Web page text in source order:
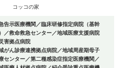
コッコの家
告示医療機関／臨床研修指定病院（基幹
／救命救急センター／地域医療支援病院
害拠点病院
がん診療連携拠点病院／地域周産期母子
センター／第二種感染症指定医療機関／